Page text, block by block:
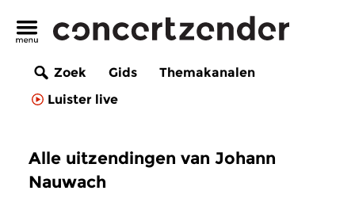
Zoek Gids
Themakanalen
Luister live
Alle uitzendingen van Johann
Nauwach